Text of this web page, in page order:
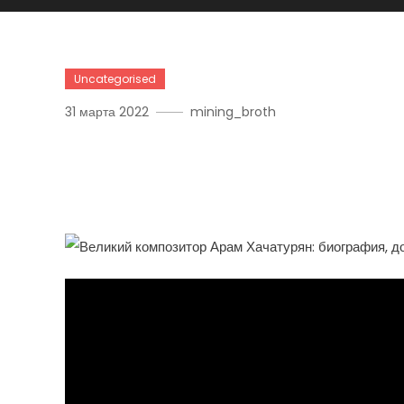
Uncategorised
31 марта 2022 mining_broth